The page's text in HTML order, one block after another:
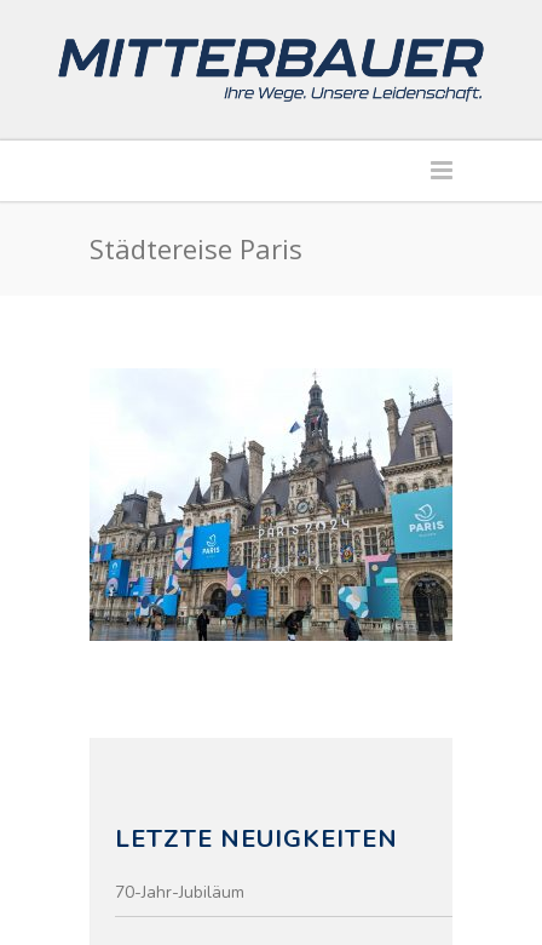
Städtereise Paris
LETZTE NEUIGKEITEN
70-Jahr-Jubiläum